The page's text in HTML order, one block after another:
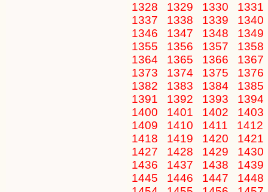
1328
1329 1330
1331
1337
1338 1339
1340
1346
1347 1348
1349
1355
1356 1357
1358
1364
1365 1366
1367
1373
1374 1375
1376
1382
1383 1384
1385
1391
1392 1393
1394
1400
1401 1402
1403
1409
1410 1411
1412
1418
1419 1420
1421
1427
1428 1429
1430
1436
1437 1438
1439
1445
1446 1447
1448